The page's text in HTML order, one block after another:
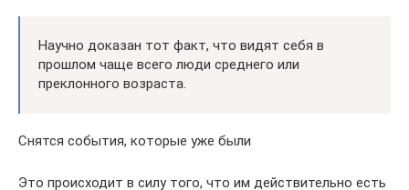
Научно доказан тот факт, что видят себя в
прошлом чаще всего люди среднего или
преклонного возраста.
Снятся события, которые уже были
Это происходит в силу того, что им действительно есть